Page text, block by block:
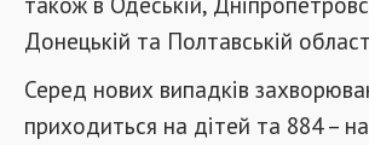
Донецькій та Полтавській
Серед нових випадків
приходиться на дітей та 884 – на